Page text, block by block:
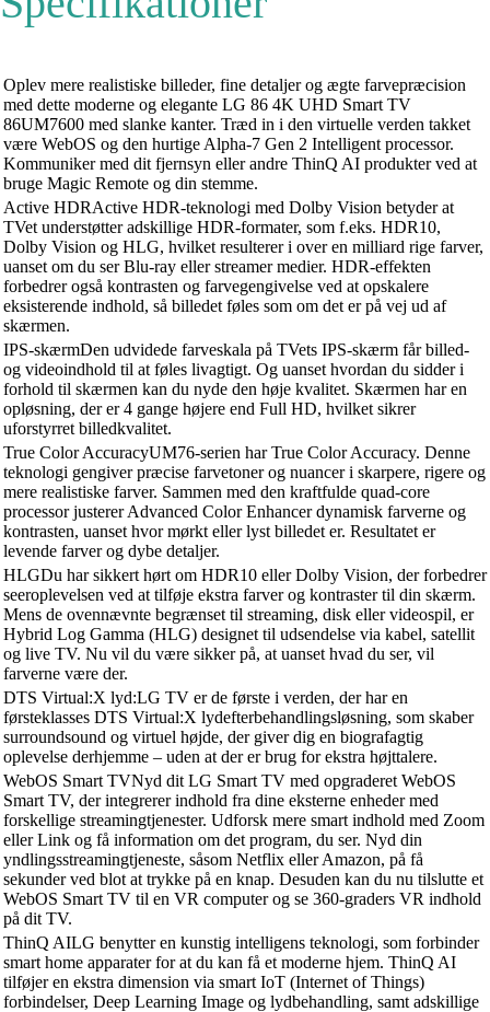
Oplev mere realistiske billeder, fine detaljer og ægte farvepræcision
med dette moderne og elegante LG 86 4K UHD Smart TV
86UM7600 med slanke kanter. Træd in i den virtuelle verden takket
være WebOS og den hurtige Alpha-7 Gen 2 Intelligent processor.
Kommuniker med dit fjernsyn eller andre ThinQ AI produkter ved at
bruge Magic Remote og din stemme.
Active HDRActive HDR-teknologi med Dolby Vision betyder at
TVet understøtter adskillige HDR-formater, som f.eks. HDR10,
Dolby Vision og HLG, hvilket resulterer i over en milliard rige farver,
uanset om du ser Blu-ray eller streamer medier. HDR-effekten
forbedrer også kontrasten og farvegengivelse ved at opskalere
eksisterende indhold, så billedet føles som om det er på vej ud af
skærmen.
IPS-skærmDen udvidede farveskala på TVets IPS-skærm får billed-
og videoindhold til at føles livagtigt. Og uanset hvordan du sidder i
forhold til skærmen kan du nyde den høje kvalitet. Skærmen har en
opløsning, der er 4 gange højere end Full HD, hvilket sikrer
uforstyrret billedkvalitet.
True Color AccuracyUM76-serien har True Color Accuracy. Denne
teknologi gengiver præcise farvetoner og nuancer i skarpere, rigere og
mere realistiske farver. Sammen med den kraftfulde quad-core
processor justerer Advanced Color Enhancer dynamisk farverne og
kontrasten, uanset hvor mørkt eller lyst billedet er. Resultatet er
levende farver og dybe detaljer.
HLGDu har sikkert hørt om HDR10 eller Dolby Vision, der forbedrer
seeroplevelsen ved at tilføje ekstra farver og kontraster til din skærm.
Mens de ovennævnte begrænset til streaming, disk eller videospil, er
Hybrid Log Gamma (HLG) designet til udsendelse via kabel, satellit
og live TV. Nu vil du være sikker på, at uanset hvad du ser, vil
farverne være der.
DTS Virtual:X lyd:LG TV er de første i verden, der har en
førsteklasses DTS Virtual:X lydefterbehandlingsløsning, som skaber
surroundsound og virtuel højde, der giver dig en biografagtig
oplevelse derhjemme – uden at der er brug for ekstra højttalere.
WebOS Smart TVNyd dit LG Smart TV med opgraderet WebOS
Smart TV, der integrerer indhold fra dine eksterne enheder med
forskellige streamingtjenester. Udforsk mere smart indhold med Zoom
eller Link og få information om det program, du ser. Nyd din
yndlingsstreamingtjeneste, såsom Netflix eller Amazon, på få
sekunder ved blot at trykke på en knap. Desuden kan du nu tilslutte et
WebOS Smart TV til en VR computer og se 360-graders VR indhold
på dit TV.
ThinQ AILG benytter en kunstig intelligens teknologi, som forbinder
smart home apparater for at du kan få et moderne hjem. ThinQ AI
tilføjer en ekstra dimension via smart IoT (Internet of Things)
forbindelser, Deep Learning Image og lydbehandling, samt adskillige